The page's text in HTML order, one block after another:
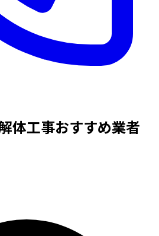
体工事おすすめ業者